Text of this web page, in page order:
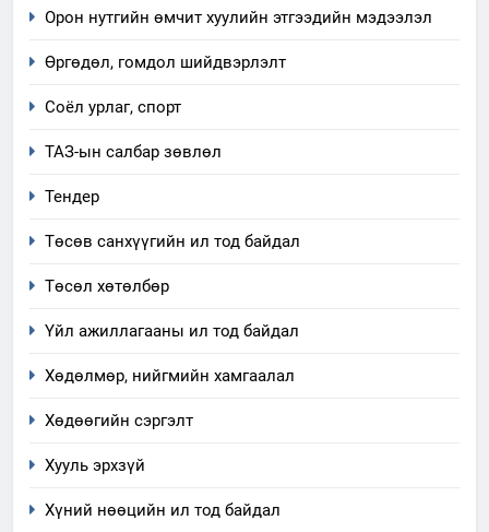
Орон нутгийн өмчит хуулийн этгээдийн мэдээлэл
Өргөдөл, гомдол шийдвэрлэлт
Соёл урлаг, спорт
ТАЗ-ын салбар зөвлөл
Тендер
Төсөв санхүүгийн ил тод байдал
Төсөл хөтөлбөр
Үйл ажиллагааны ил тод байдал
Хөдөлмөр, нийгмийн хамгаалал
Хөдөөгийн сэргэлт
Хууль эрхзүй
Хүний нөөцийн ил тод байдал
явуулж байгаа үйл ажиллагаа,
ашиглаж байгаа техник,
1
долоо хоног-2025
2
БАЙГУУЛНА
ЗАР ТАЗ-ЫН САЛБАР ЗӨВЛӨЛ